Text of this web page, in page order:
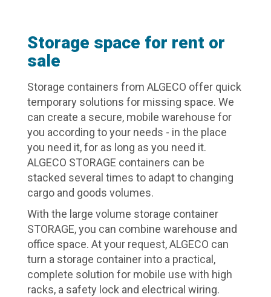
Storage space for rent or
sale
Storage containers from ALGECO offer quick
temporary solutions for missing space. We
can create a secure, mobile warehouse for
you according to your needs - in the place
you need it, for as long as you need it.
ALGECO STORAGE containers can be
stacked several times to adapt to changing
cargo and goods volumes.
With the large volume storage container
STORAGE, you can combine warehouse and
office space. At your request, ALGECO can
turn a storage container into a practical,
complete solution for mobile use with high
racks, a safety lock and electrical wiring.